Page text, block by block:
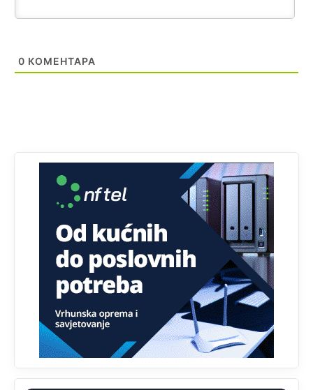
0 КОМЕНТАРА
Najbolje da se preselite u Kanton a
yбиће га Били као зеца
Sto bogatiji-to skrtiji,sto tisi-to opasniji,sto pricivljiviji-to
gluplji,sto ljepsi-to razmazaniji,sto emotivniji-to
iskreniji,sto jaci- to bezdusniji,sto sladji u govoru-to
veci prevarant...
Анонимно2802132
Mnogi nesposobni ljudi su daleko dogurali. Ko je
nesposoban može raditi sve. Sposobni rade samo ono
što znaju.